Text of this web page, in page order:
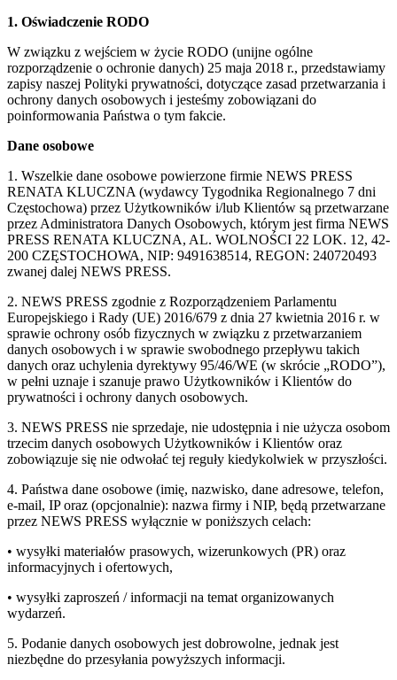
1. Oświadczenie RODO
W związku z wejściem w życie RODO (unijne ogólne
rozporządzenie o ochronie danych) 25 maja 2018 r., przedstawiamy
zapisy naszej Polityki prywatności, dotyczące zasad przetwarzania i
ochrony danych osobowych i jesteśmy zobowiązani do
poinformowania Państwa o tym fakcie.
Dane osobowe
1. Wszelkie dane osobowe powierzone firmie NEWS PRESS
RENATA KLUCZNA (wydawcy Tygodnika Regionalnego 7 dni
Częstochowa) przez Użytkowników i/lub Klientów są przetwarzane
przez Administratora Danych Osobowych, którym jest firma NEWS
PRESS RENATA KLUCZNA, AL. WOLNOŚCI 22 LOK. 12, 42-
200 CZĘSTOCHOWA, NIP: 9491638514, REGON: 240720493
zwanej dalej NEWS PRESS.
2. NEWS PRESS zgodnie z Rozporządzeniem Parlamentu
Europejskiego i Rady (UE) 2016/679 z dnia 27 kwietnia 2016 r. w
sprawie ochrony osób fizycznych w związku z przetwarzaniem
danych osobowych i w sprawie swobodnego przepływu takich
danych oraz uchylenia dyrektywy 95/46/WE (w skrócie „RODO”),
w pełni uznaje i szanuje prawo Użytkowników i Klientów do
prywatności i ochrony danych osobowych.
3. NEWS PRESS nie sprzedaje, nie udostępnia i nie użycza osobom
trzecim danych osobowych Użytkowników i Klientów oraz
zobowiązuje się nie odwołać tej reguły kiedykolwiek w przyszłości.
4. Państwa dane osobowe (imię, nazwisko, dane adresowe, telefon,
e-mail, IP oraz (opcjonalnie): nazwa firmy i NIP, będą przetwarzane
przez NEWS PRESS wyłącznie w poniższych celach:
• wysyłki materiałów prasowych, wizerunkowych (PR) oraz
informacyjnych i ofertowych,
• wysyłki zaproszeń / informacji na temat organizowanych
wydarzeń.
5. Podanie danych osobowych jest dobrowolne, jednak jest
niezbędne do przesyłania powyższych informacji.